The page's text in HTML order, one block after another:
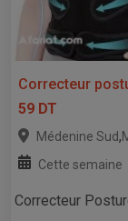
Correcteur
59 DT
Médenine Sud,
Cette semaine
Correcteur